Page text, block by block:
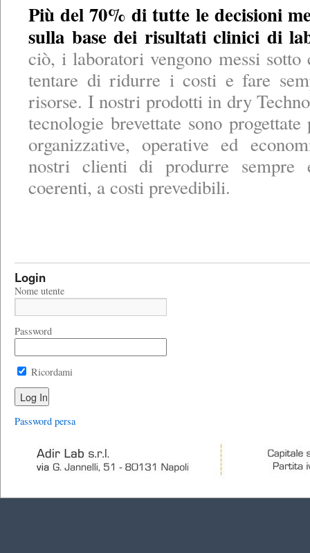
Più del 70% di tutte le decisioni
sulla base dei risultati clinici di
ciò, i laboratori vengono messi sotto
tentare di ridurre i costi e fare
risorse. I nostri prodotti in dry
tecnologie brevettate sono
organizzative, operative ed
nostri clienti di produrre sempre
coerenti, a costi prevedibili.
Login
Nome utente
Password
Ricordami
Password persa